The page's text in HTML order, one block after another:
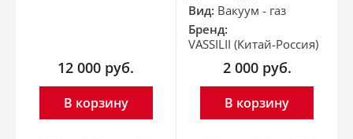
12 000 руб.
В корзину
Вид: Вакуум - газ
Бренд:
VASSILII (Китай-Россия)
2 000 руб.
В корзину